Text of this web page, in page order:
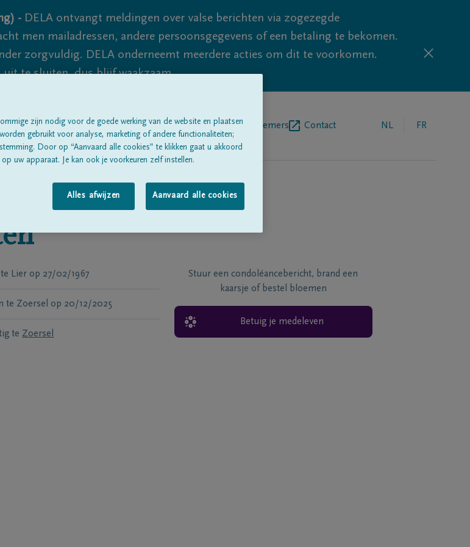
- DELA ontvangt meldingen over valse berichten via zogezegde
men mailadressen, andere persoonsgegevens of een betaling te bekomen.
zorgvuldig. DELA onderneemt meerdere acties om dit te voorkomen.
te sluiten, dus blijf waakzaam.
Alle rouwberichtenOver onsBegrafenisondernemers Contact NL FR
Lier op 27/02/1967
te Zoersel op 20/12/2025
te Zoersel
Stuur een condoléancebericht, brand een
kaarsje of bestel bloemen
Betuig je medeleven
zijn nodig voor de goede werking van de website en plaatsen
gebruikt voor analyse, marketing of andere functionaliteiten;
Door op “Aanvaard alle cookies” te klikken gaat u akkoord
uw apparaat. Je kan ook je voorkeuren zelf instellen.
Alles afwijzen Aanvaard alle cookies